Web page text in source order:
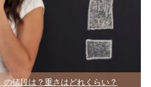
の値段は？重さはどれくらい？